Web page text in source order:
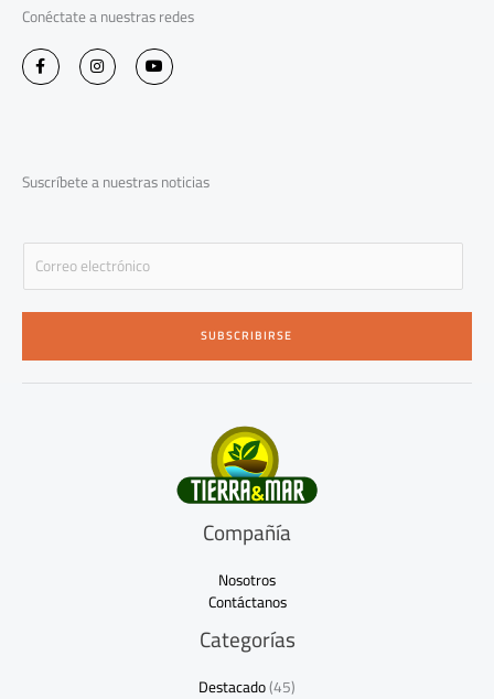
Conéctate a nuestras redes
F
a
c
-
f
I
n
s
m
Y
o
u
Suscríbete a nuestras noticias
E
a
i
*
SUBSCRIBIRSE
Compañía
Nosotros
Contáctanos
Categorías
Destacado(45)